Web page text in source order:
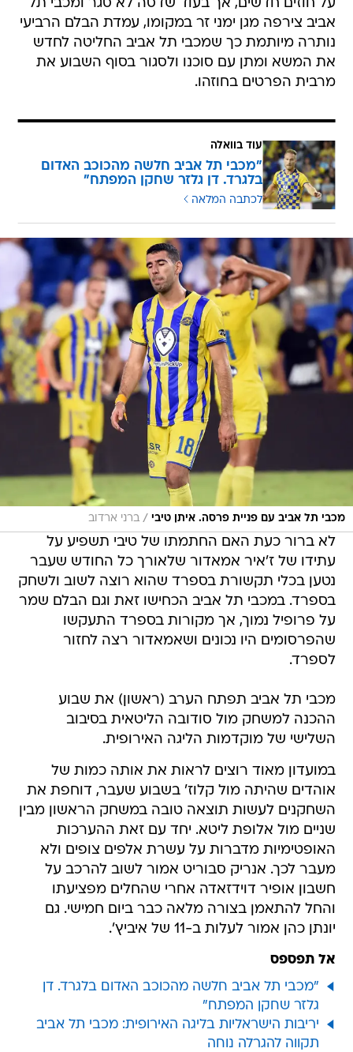
על חוזים חדשים, אך בעוד שדסה לא סגר ומכבי תל
אביב צירפה מגן ימני זר במקומו, עמדת הבלם הרביעי
נותרה מיותמת כך שמכבי תל אביב החליטה לחדש
את המשא ומתן עם סוכנו ולסגור בסוף השבוע את
מרבית הפרטים בחוזהו.
עוד בוואלה
"מכבי תל אביב חלשה מהכוכב האדום
בלגרד. דן גלזר שחקן המפתח"
לכתבה המלאה
מכבי תל אביב עם פניית פרסה. איתן טיבי / ברני ארדוב
לא ברור כעת האם החתמתו של טיבי תשפיע על
עתידו של ז'איר אמאדור שלאורך כל החודש שעבר
נטען בכלי תקשורת בספרד שהוא רוצה לשוב ולשחק
בספרד. במכבי תל אביב הכחישו זאת וגם הבלם שמר
על פרופיל נמוך, אך מקורות בספרד התעקשו
שהפרסומים היו נכונים ושאמאדור רצה לחזור
לספרד.
מכבי תל אביב תפתח הערב (ראשון) את שבוע
ההכנה למשחק מול סודובה הליטאית בסיבוב
השלישי של מוקדמות הליגה האירופית.
במועדון מאוד רוצים לראות את אותה כמות של
אוהדים שהיתה מול קלוז' בשבוע שעבר, דוחפת את
השחקנים לעשות תוצאה טובה במשחק הראשון מבין
שניים מול אלופת ליטא. יחד עם זאת ההערכות
האופטימיות מדברות על עשרת אלפים צופים ולא
מעבר לכך. אנריק סבוריט אמור לשוב להרכב על
חשבון אופיר דוידזאדה אחרי שהחלים מפציעתו
והחל להתאמן בצורה מלאה כבר ביום חמישי. גם
יונתן כהן אמור לעלות ב-11 של איביץ'.
אל תפספס
"מכבי תל אביב חלשה מהכוכב האדום בלגרד. דן
גלזר שחקן המפתח"
יריבות הישראליות בליגה האירופית: מכבי תל אביב
תקווה להגרלה נוחה